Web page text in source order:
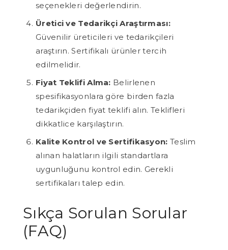
seçenekleri değerlendirin.
Üretici ve Tedarikçi Araştırması:
Güvenilir üreticileri ve tedarikçileri
araştırın. Sertifikalı ürünler tercih
edilmelidir.
Fiyat Teklifi Alma: Belirlenen
spesifikasyonlara göre birden fazla
tedarikçiden fiyat teklifi alın. Teklifleri
dikkatlice karşılaştırın.
Kalite Kontrol ve Sertifikasyon: Teslim
alınan halatların ilgili standartlara
uygunluğunu kontrol edin. Gerekli
sertifikaları talep edin.
Sıkça Sorulan Sorular
(FAQ)